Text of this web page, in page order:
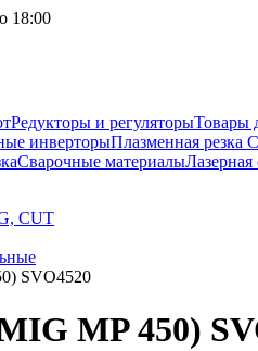
18:00
Редукторы и регуляторыТовары
инверторыПлазменная резка
Сварочные материалыЛазерная
CUT
SVO4520
MP 450)